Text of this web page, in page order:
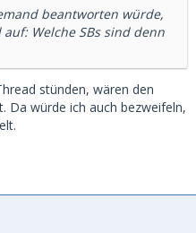
beantworten würde,
Welche SBs sind denn
stünden, wären den
Da würde ich auch bezweifeln,